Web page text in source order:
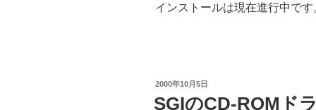
インストールは現在進行中で
投
日:
2000年10月5日
SGIのCD-ROMド